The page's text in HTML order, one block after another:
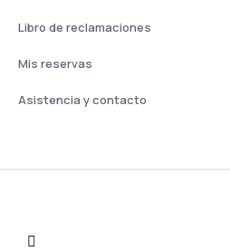
Libro de reclamaciones
Mis reservas
Asistencia y contacto